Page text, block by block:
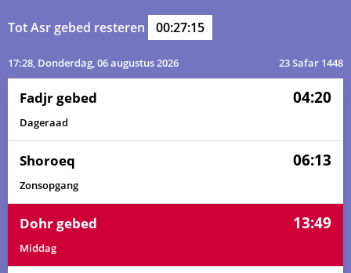
Tot Asr gebed resteren 00:27:15
17:28, Donderdag, 06 augustus 2026 23 Safar 1448
Fadjr gebed 04:20
Dageraad
Shoroeq 06:13
Zonsopgang
Dohr gebed 13:49
Middag